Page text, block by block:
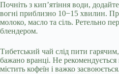
Почніть з кип’ятіння води,
вогні приблизно 10−15 хвилин.
молоко, масло та сіль. Ретельно
блендером.
Тибетський чай слід пити
бажано вранці. Не рекомендується
містить кофеїн і важко засвоюється.